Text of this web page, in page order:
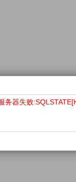
务器失败